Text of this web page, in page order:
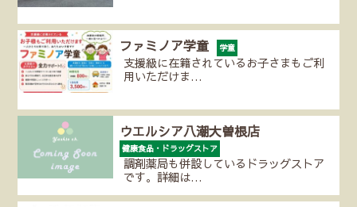
ファミノア学童 学童
支援級に在籍されているお子さまもご利
用いただけま…
ウエルシア八潮大曽根店
健康食品・ドラッグストア
調剤薬局も併設しているドラッグストア
です。詳細は…